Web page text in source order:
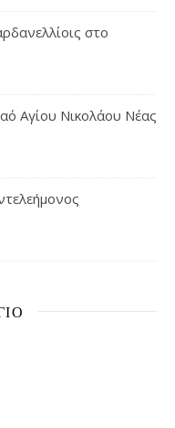
στο
Αγίου Νικολάου Νέας